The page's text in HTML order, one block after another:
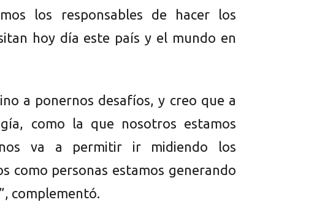
los responsables de hacer los
hoy día este país y el mundo en
a ponernos desafíos, y creo que a
como la que nosotros estamos
va a permitir ir midiendo los
como personas estamos generando
complementó.